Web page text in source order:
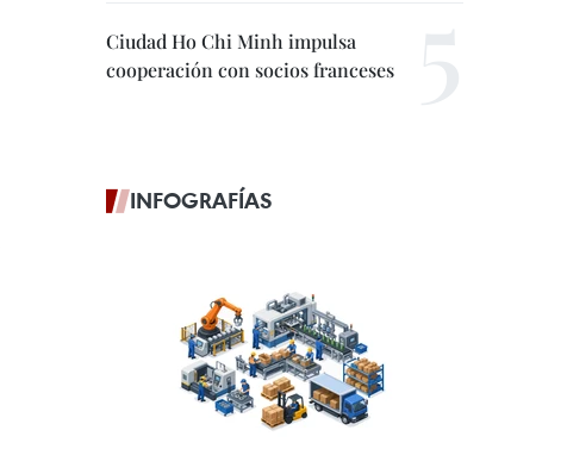
Ciudad Ho Chi Minh impulsa
cooperación con socios franceses
INFOGRAFÍAS